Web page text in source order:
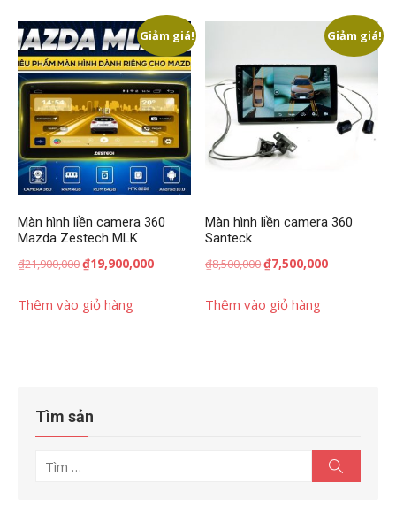
Giảm giá!
Màn hình liền camera 360
Mazda Zestech MLK
₫21,900,000Giá
là:
₫19,900,000Giá
Thêm vào giỏ hàng
Giảm giá!
Màn hình liền camera 360
Santeck
₫8,500,000Giá
là:
₫7,500,000Giá
Thêm vào giỏ hàng
Tìm sản
Tìm
kiếm